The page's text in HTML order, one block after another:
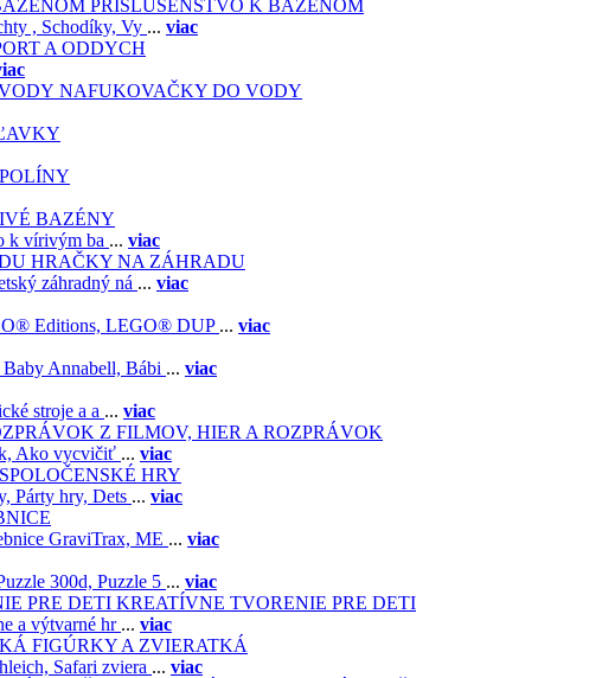
PRISLUŠENSTVO K BÁZENOM
, Schodíky, Vy ... viac
A ODDYCH
NAFUKOVAČKY DO VODY
BAZÉNY
k vírivým ba ... viac
HRAČKY NA ZÁHRADU
záhradný ná ... viac
Editions, LEGO® DUP ... viac
Annabell, Bábi ... viac
stroje a a ... viac
Z FILMOV, HIER A ROZPRÁVOK
Ako vycvičiť ... viac
SPOLOČENSKÉ HRY
Párty hry, Dets ... viac
GraviTrax, ME ... viac
300d, Puzzle 5 ... viac
KREATÍVNE TVORENIE PRE DETI
a výtvarné hr ... viac
FIGÚRKY A ZVIERATKÁ
Safari zviera ... viac